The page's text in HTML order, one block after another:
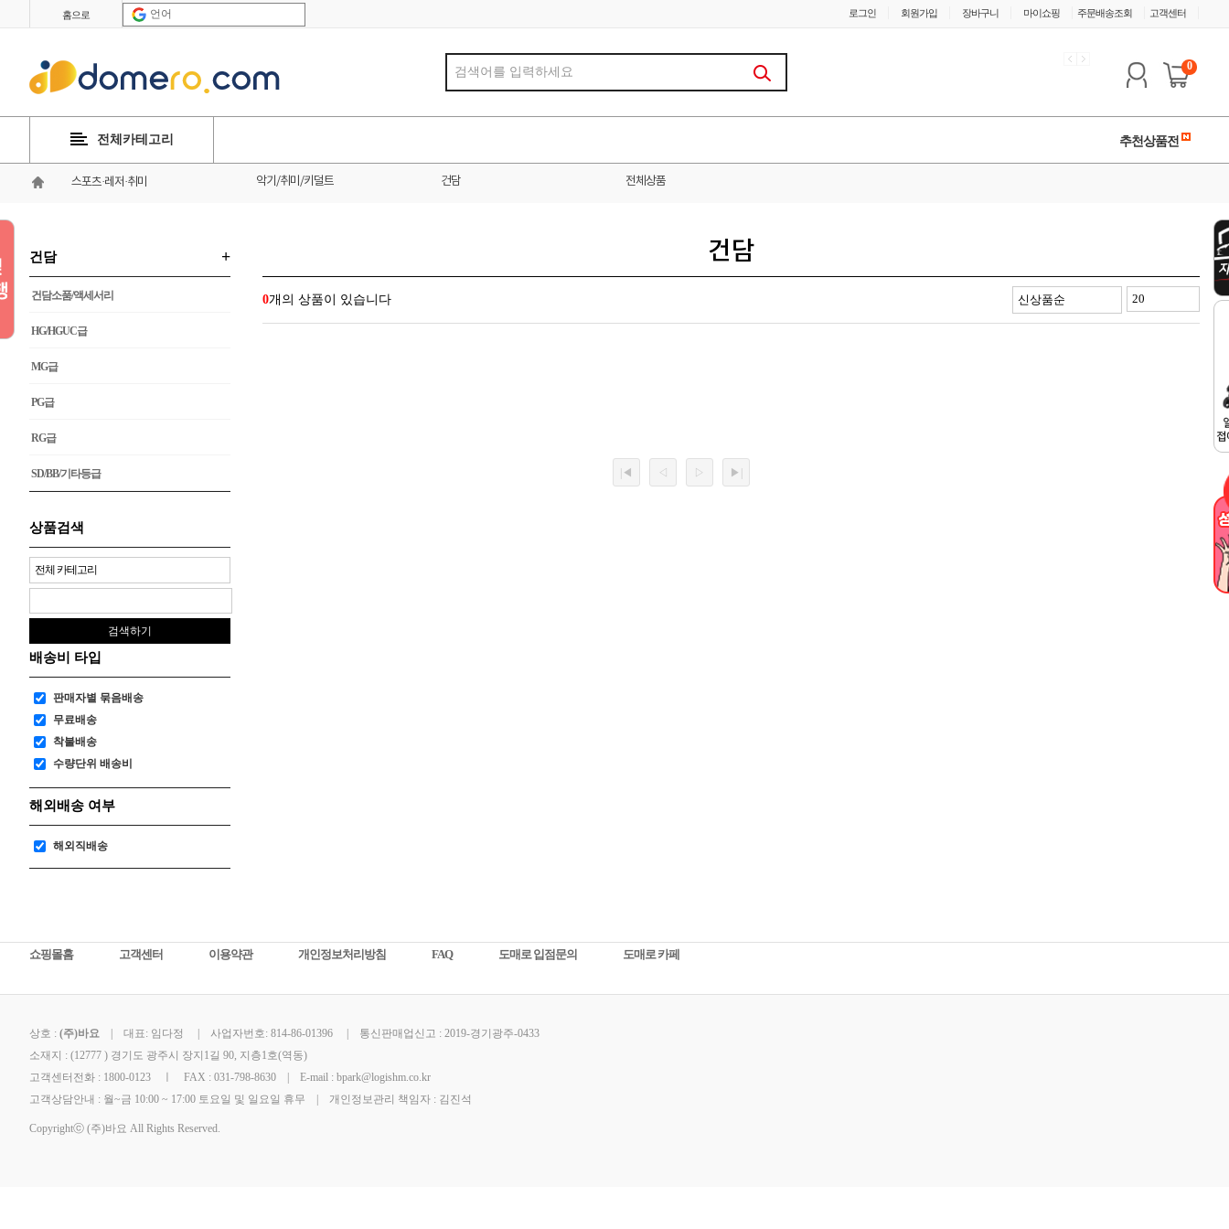
홈으로 언어 로그인 회원가입 장바구니 마이쇼핑 주문배송조회 고객센터
0
전체카테고리 추천상품전
스포츠·레저·취미 악기/취미/키덜트 건담 전체상품
건담 +
건담소품/액세서리
HG/HGUC급
MG급
PG급
RG급
SD/BB/기타등급
상품검색
배송비 타입
판매자별 묶음배송
무료배송
착불배송
수량단위 배송비
해외배송 여부
해외직배송
건담
0개의 상품이 있습니다
쇼핑몰홈 고객센터 이용약관 개인정보처리방침 FAQ 도매로 입점문의 도매로 카페
상호 : (주)바요 | 대표: 임다정 | 사업자번호: 814-86-01396 | 통신판매업신고 : 2019-경기광주-0433
소재지 : (12777 ) 경기도 광주시 장지1길 90, 지층1호(역동)
고객센터전화 : 1800-0123 ㅣ FAX : 031-798-8630 | E-mail : bpark@logishm.co.kr
고객상담안내 : 월~금 10:00 ~ 17:00 토요일 및 일요일 휴무 | 개인정보관리 책임자 : 김진석
Copyrightⓒ (주)바요 All Rights Reserved.